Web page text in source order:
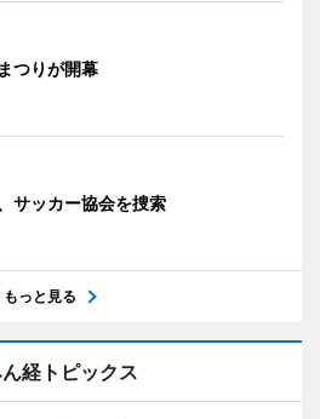
つりが開幕
サッカー協会を捜索
もっと見る
経トピックス